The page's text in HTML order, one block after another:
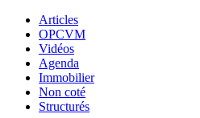
Articles
OPCVM
Vidéos
Agenda
Immobilier
Non coté
Structurés